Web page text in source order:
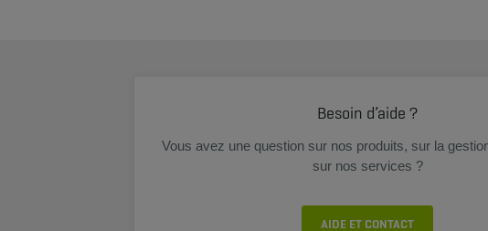
Besoin d’aide ?
Vous avez une question sur nos produits, sur la
sur nos services ?
AIDE ET CONTACT